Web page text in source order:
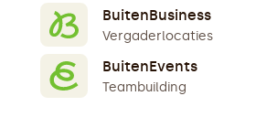
BuitenBusiness
Vergaderlocaties
BuitenEvents
Teambuilding